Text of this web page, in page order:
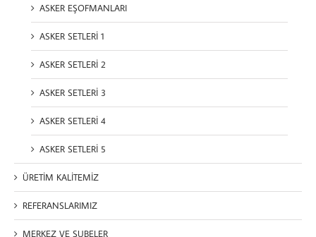
ASKER EŞOFMANLARI
ASKER SETLERİ 1
ASKER SETLERİ 2
ASKER SETLERİ 3
ASKER SETLERİ 4
ASKER SETLERİ 5
ÜRETİM KALİTEMİZ
REFERANSLARIMIZ
MERKEZ VE ŞUBELER